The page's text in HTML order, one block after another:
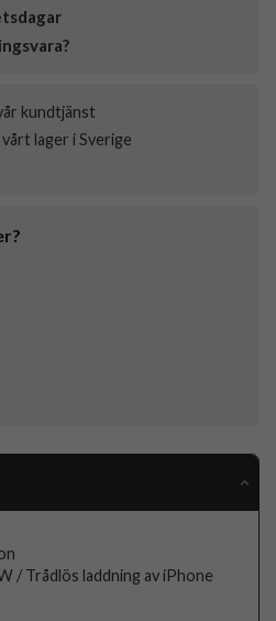
kundtjänst
lager i Sverige
/ Trådlös laddning av iPhone